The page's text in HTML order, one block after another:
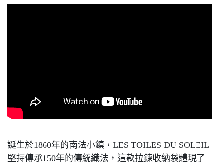
誕生於1860年的南法小鎮， LES TOILES DU SOLEIL
堅持傳承150年的傳統織法，這款拉鍊收納袋體現了